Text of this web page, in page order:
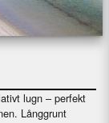
lugn – perfekt
Långgrunt